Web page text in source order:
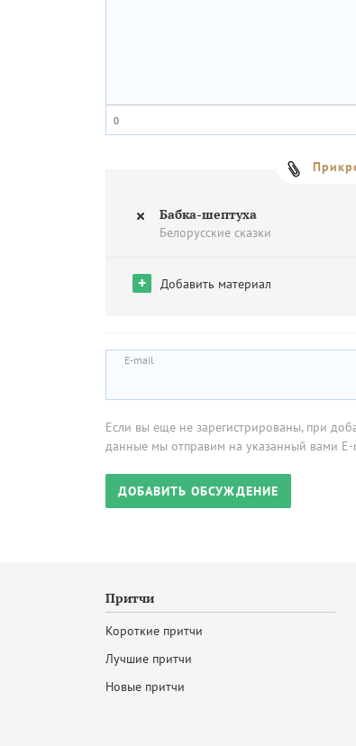
0
Бабка-шептуха
Белорусские сказки
+ Добавить материал
E-mail
Если вы еще не зарегистрированы, при
данные мы отправим на указанный вами E-
Притчи
Короткие притчи
Лучшие притчи
Новые притчи